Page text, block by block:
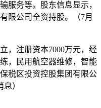
服务等。股东信息显示，
限公司全资持股。（7月
，注册资本7000万元，经
，民用航空器维修，智能
税区投资控股集团有限公
）